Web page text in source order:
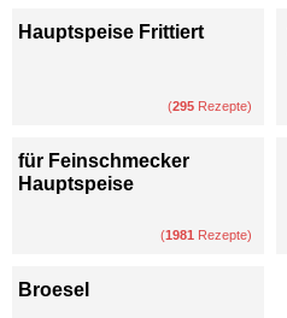
Hauptspeise Frittiert
(295 Rezepte)
für Feinschmecker
Hauptspeise
(1981 Rezepte)
Broesel